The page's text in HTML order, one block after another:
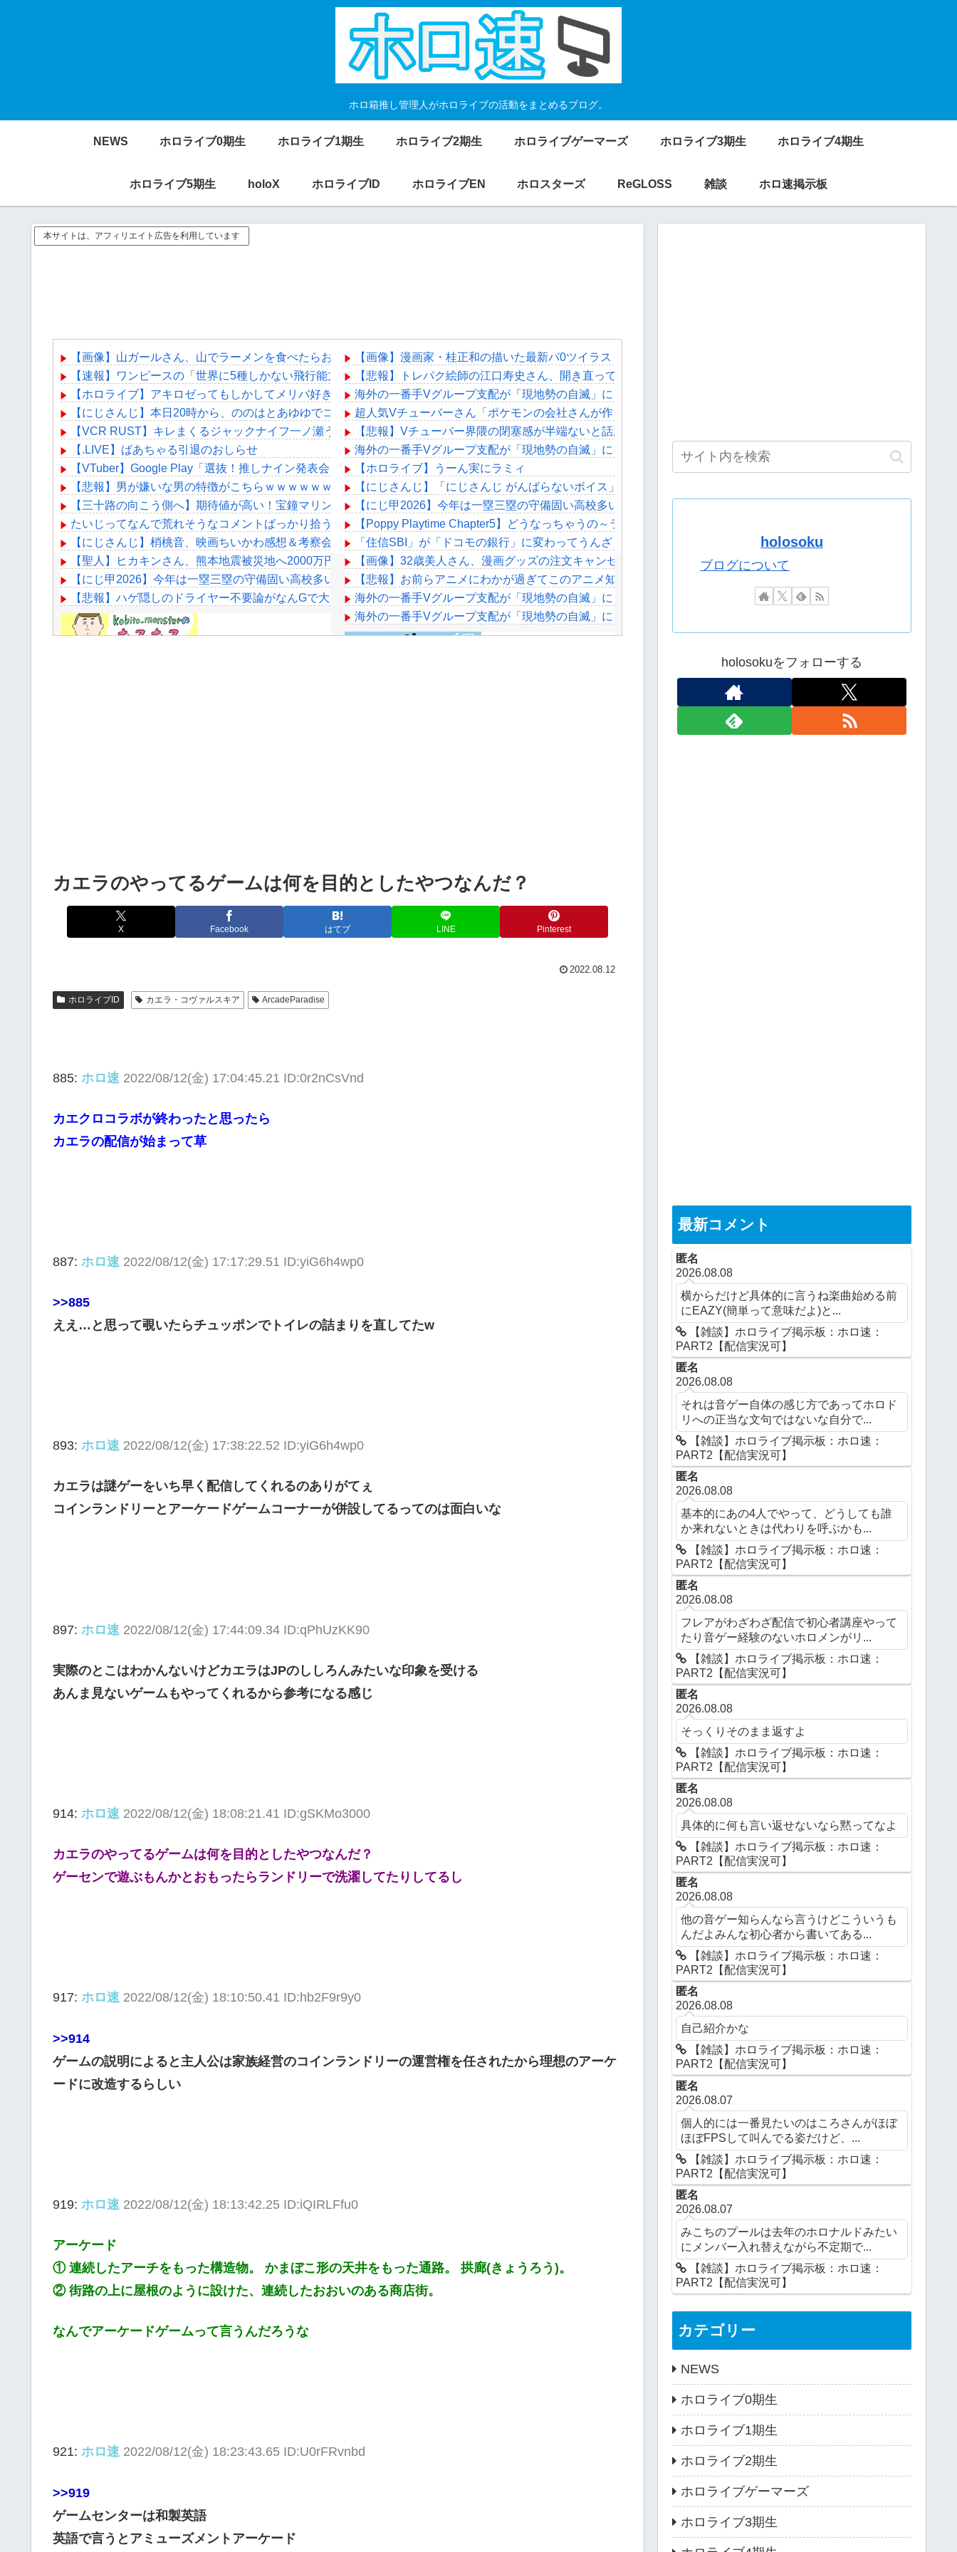
ホロ箱推し管理人がホロライブの活動をまとめるブログ。
NEWS ホロライブ0期生 ホロライブ1期生 ホロライブ2期生 ホロライブゲーマーズ ホロライブ3期生 ホロライブ4期生
ホロライブ5期生 holoX ホロライブID ホロライブEN ホロスターズ ReGLOSS 雑談 ホロ速掲示板
本サイトは、アフィリエイト広告を利用しています
【画像】山ガールさん、山でラーメンを食べたらおじさんに怒られるｗｗｗ
【速報】ワンピースの「世界に5種しかない飛行能力」発言の謎が解けるWWW
【ホロライブ】アキロゼってもしかしてメリバ好きか？
【にじさんじ】本日20時から、ののはとあゆゆでコラボ！
【VCR RUST】キレまくるジャックナイフ一ノ瀬うるはｗｗｗ
【.LIVE】ばあちゃる引退のおしらせ
【VTuber】Google Play「選抜！推しナイン発表会」出演者発表！『にじだけと思ってたけど座長と除夜のケツおるやんけ』
【悲報】男が嫌いな男の特徴がこちらｗｗｗｗｗｗｗｗｗｗ
【三十路の向こう側へ】期待値が高い！宝鐘マリン：誕生日カウントダウンで魅せる最高のエンターテインメント
たいじってなんで荒れそうなコメントばっかり拾うんだろうな
【にじさんじ】梢桃音、映画ちいかわ感想＆考察会＆平和的解決RTA！なんか道徳の授業みたい
【聖人】ヒカキンさん、熊本地震被災地へ2000万円の寄付！
【にじ甲2026】今年は一塁三塁の守備固い高校多いよな
【悲報】ハゲ隠しのドライヤー不要論がなんGで大盛り上がりｗｗｗｗ
【画像】漫画家・桂正和の描いた最新パ0ツイラストにネット衝撃「この質感の出し方」「実写かと思いました]
【悲報】トレパク絵師の江口寿史さん、開き直って言い訳してしまう。全く反省してないと話題に
海外の一番手Vグループ支配が「現地勢の自滅」によって一層深刻化している件
超人気Vチューバーさん「ポケモンの会社さんが作った新作ゲームやってみる！」
【悲報】Vチューバー界隈の閉塞感が半端ないと話題に……
海外の一番手Vグループ支配が「現地勢の自滅」によって一層深刻化している件
【ホロライブ】うーん実にラミィ
【にじさんじ】「にじさんじ がんばらないボイス」「にじさんじ 束縛ボイス Vol.2」、「ボイスビジュアルカード」
【にじ甲2026】今年は一塁三塁の守備固い高校多いよな
【Poppy Playtime Chapter5】どうなっちゃうの～ラストまで行く！！見守りはリクムん！！【紅蓮罰まる/ぶいぱい
「住信SBI」が「ドコモの銀行」に変わってうんざりしてるやつｗｗｗｗｗｗｗ
【画像】32歳美人さん、漫画グッズの注文キャンセルを43億円分繰り返しまくり逮捕
【悲報】お前らアニメにわかが過ぎてこのアニメ知らないｗｗｗｗｗ
海外の一番手Vグループ支配が「現地勢の自滅」によって一層深刻化している件
海外の一番手Vグループ支配が「現地勢の自滅」によって一層深刻化している件
カエラのやってるゲームは何を目的としたやつなんだ？
X Facebook はてブ LINE Pinterest
2022.08.12
ホロライブID カエラ・コヴァルスキア ArcadeParadise
885: ホロ速 2022/08/12(金) 17:04:45.21 ID:0r2nCsVnd
カエクロコラボが終わったと思ったら
カエラの配信が始まって草
887: ホロ速 2022/08/12(金) 17:17:29.51 ID:yiG6h4wp0
>>885
ええ…と思って覗いたらチュッポンでトイレの詰まりを直してたw
893: ホロ速 2022/08/12(金) 17:38:22.52 ID:yiG6h4wp0
カエラは謎ゲーをいち早く配信してくれるのありがてぇ
コインランドリーとアーケードゲームコーナーが併設してるってのは面白いな
897: ホロ速 2022/08/12(金) 17:44:09.34 ID:qPhUzKK90
実際のとこはわかんないけどカエラはJPのししろんみたいな印象を受ける
あんま見ないゲームもやってくれるから参考になる感じ
914: ホロ速 2022/08/12(金) 18:08:21.41 ID:gSKMo3000
カエラのやってるゲームは何を目的としたやつなんだ？
ゲーセンで遊ぶもんかとおもったらランドリーで洗濯してたりしてるし
917: ホロ速 2022/08/12(金) 18:10:50.41 ID:hb2F9r9y0
>>914
ゲームの説明によると主人公は家族経営のコインランドリーの運営権を任されたから理想のアーケ
ードに改造するらしい
919: ホロ速 2022/08/12(金) 18:13:42.25 ID:iQIRLFfu0
アーケード
① 連続したアーチをもった構造物。 かまぼこ形の天井をもった通路。 拱廊(きょうろう)。
② 街路の上に屋根のように設けた、連続したおおいのある商店街。
なんでアーケードゲームって言うんだろうな
921: ホロ速 2022/08/12(金) 18:23:43.65 ID:U0rFRvnbd
>>919
ゲームセンターは和製英語
英語で言うとアミューズメントアーケード
holosoku
ブログについて
holosokuをフォローする
最新コメント
匿名
2026.08.08
横からだけど具体的に言うね楽曲始める前
にEAZY(簡単って意味だよ)と...
【雑談】ホロライブ掲示板：ホロ速：
PART2【配信実況可】
匿名
2026.08.08
それは音ゲー自体の感じ方であってホロド
リへの正当な文句ではないな自分で...
【雑談】ホロライブ掲示板：ホロ速：
PART2【配信実況可】
匿名
2026.08.08
基本的にあの4人でやって、どうしても誰
か来れないときは代わりを呼ぶかも...
【雑談】ホロライブ掲示板：ホロ速：
PART2【配信実況可】
匿名
2026.08.08
フレアがわざわざ配信で初心者講座やって
たり音ゲー経験のないホロメンがリ...
【雑談】ホロライブ掲示板：ホロ速：
PART2【配信実況可】
匿名
2026.08.08
そっくりそのまま返すよ
【雑談】ホロライブ掲示板：ホロ速：
PART2【配信実況可】
匿名
2026.08.08
具体的に何も言い返せないなら黙ってなよ
【雑談】ホロライブ掲示板：ホロ速：
PART2【配信実況可】
匿名
2026.08.08
他の音ゲー知らんなら言うけどこういうも
んだよみんな初心者から書いてある...
【雑談】ホロライブ掲示板：ホロ速：
PART2【配信実況可】
匿名
2026.08.08
自己紹介かな
【雑談】ホロライブ掲示板：ホロ速：
PART2【配信実況可】
匿名
2026.08.07
個人的には一番見たいのはころさんがほぼ
ほぼFPSして叫んでる姿だけど、...
【雑談】ホロライブ掲示板：ホロ速：
PART2【配信実況可】
匿名
2026.08.07
みこちのプールは去年のホロナルドみたい
にメンバー入れ替えながら不定期で...
【雑談】ホロライブ掲示板：ホロ速：
PART2【配信実況可】
カテゴリー
NEWS
ホロライブ0期生
ホロライブ1期生
ホロライブ2期生
ホロライブゲーマーズ
ホロライブ3期生